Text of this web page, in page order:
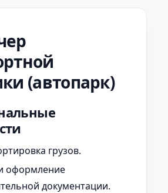
(автопарк)
грузов.
оформление
документации.